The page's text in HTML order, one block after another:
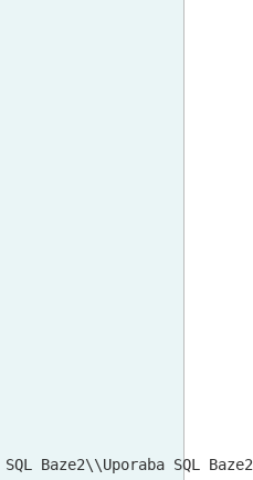
Baze2\\Uporaba SQL